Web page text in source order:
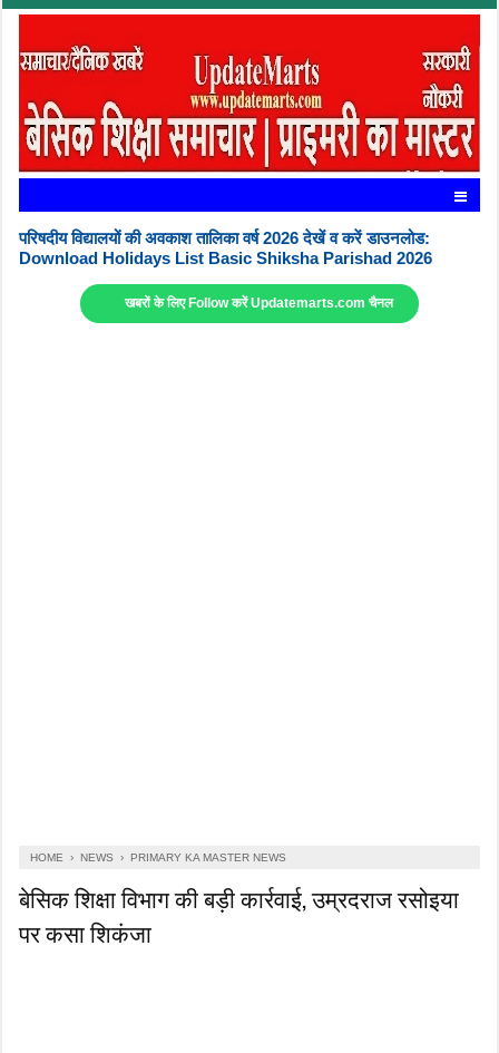
परिषदीय विद्यालयों की अवकाश तालिका वर्ष 2026 देखें व करें डाउनलोड:
Download Holidays List Basic Shiksha Parishad 2026
खबरों के लिए Follow करें Updatemarts.com चैनल
HOME › NEWS › PRIMARY KA MASTER NEWS
बेसिक शिक्षा विभाग की बड़ी कार्रवाई, उम्रदराज रसोइया
पर कसा शिकंजा